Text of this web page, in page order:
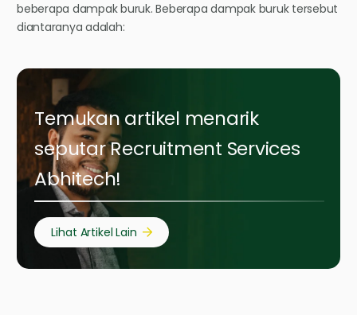
beberapa dampak buruk. Beberapa dampak buruk tersebut
diantaranya adalah:
Temukan artikel menarik
seputar Recruitment Services
Abhitech!
Lihat Artikel Lain